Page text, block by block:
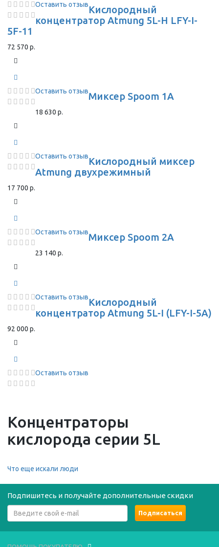
Оставить отзывКислородный
концентратор Atmung 5L-H LFY-I-
5F-11
72 570 р.
Оставить отзывМиксер Spoom 1A
18 630 р.
Оставить отзывКислородный миксер
Atmung двухрежимный
17 700 р.
Оставить отзывМиксер Spoom 2A
23 140 р.
Оставить отзывКислородный
концентратор Atmung 5L-I (LFY-I-5A)
92 000 р.
Оставить отзыв
Концентраторы
кислорода серии 5L
Что еще искали люди
Подпишитесь и получайте дополнительные скидки